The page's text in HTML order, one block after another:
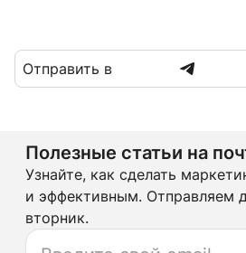
Отправить в
Полезные статьи на
Узнайте, как сделать
и эффективным. Отправляем
вторник.